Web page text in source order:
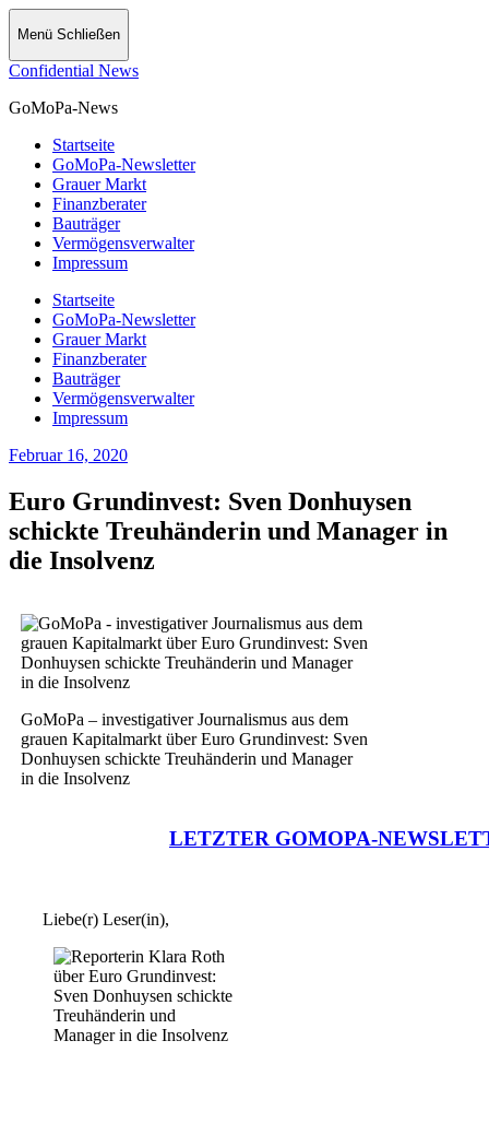
Menü Schließen
Confidential News
GoMoPa-News
Startseite
GoMoPa-Newsletter
Grauer Markt
Finanzberater
Bauträger
Vermögensverwalter
Impressum
Startseite
GoMoPa-Newsletter
Grauer Markt
Finanzberater
Bauträger
Vermögensverwalter
Impressum
Februar 16, 2020
Euro Grundinvest: Sven Donhuysen
schickte Treuhänderin und Manager in
die Insolvenz
GoMoPa – investigativer Journalismus aus dem
grauen Kapitalmarkt über Euro Grundinvest: Sven
Donhuysen schickte Treuhänderin und Manager
in die Insolvenz
LETZTER GOMOPA-
Liebe(r) Leser(in),